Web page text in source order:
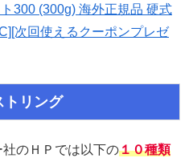
300 (300g) 海外正規品 硬式
次回使えるクーポンプレゼ
トリング
のＨＰでは以下の１０種類